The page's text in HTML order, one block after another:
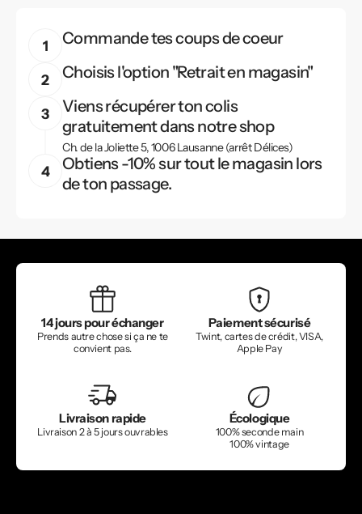
Commande tes coups de coeur
Choisis l'option "Retrait en magasin"
Viens récupérer ton colis
gratuitement dans notre shop
Ch. de la Joliette 5, 1006 Lausanne (arrêt Délices)
Obtiens -10% sur tout le magasin lors
de ton passage.
14 jours pour échanger
Prends autre chose si ça ne te
convient pas.
Paiement sécurisé
Twint, cartes de crédit, VISA,
Apple Pay
Livraison rapide
Livraison 2 à 5 jours ouvrables
Écologique
100% seconde main
100% vintage